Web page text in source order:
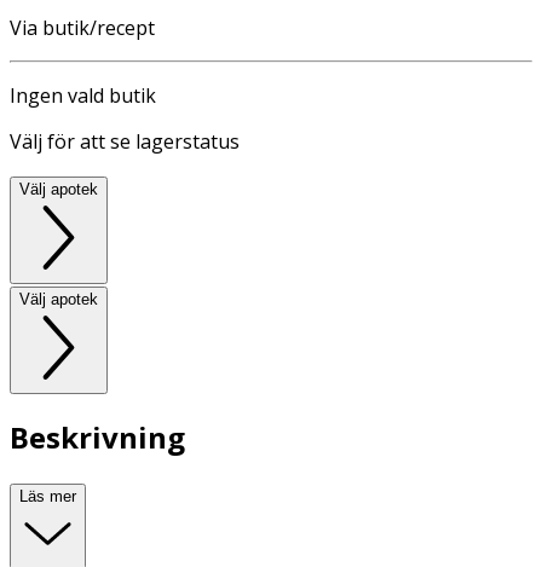
Via butik/recept
Ingen vald butik
Välj för att se lagerstatus
Välj apotek
Välj apotek
Beskrivning
Läs mer